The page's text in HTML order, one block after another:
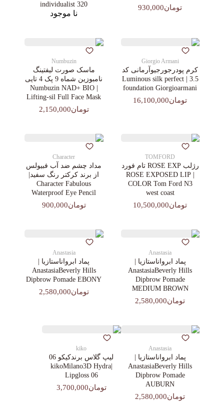
تومان930,000
individualist 320
نا موجود
Giorgio Armani
کرم پودرجورجیوآرمانی کد
3.5 | Luminous silk perfect
foundation Giorgioarmani
تومان16,100,000
Numbuzin
ماسک صورت لیفتینگ
نامبوزین شماه 9 پک 4 تایی
| Numbuzin NAD+ BIO
Lifting-sil Full Face Mask
تومان2,150,000
TOMFORD
رژلب ROSE EXP تام فورد
| ROSE EXPOSED LIP
COLOR Tom Ford N3
west coast
تومان10,500,000
Character
مداد چشم ضد آب فبیولس
از برند کرکتر رنگ سفید|
Character Fabulous
Waterproof Eye Pencil
تومان900,000
Anastasia
پماد ابرواناستازیا |
AnastasiaBeverly Hills
Dipbrow Pomade
MEDIUM BROWN
تومان2,580,000
Anastasia
پماد ابرواناستازیا |
AnastasiaBeverly Hills
Dipbrow Pomade EBONY
تومان2,580,000
Anastasia
پماد ابرواناستازیا |
AnastasiaBeverly Hills
Dipbrow Pomade
AUBURN
تومان2,580,000
kiko
لیپ گلاس‌ برندکیکو 06
|kikoMilano3D Hydra
Lipgloss 06
تومان3,700,000